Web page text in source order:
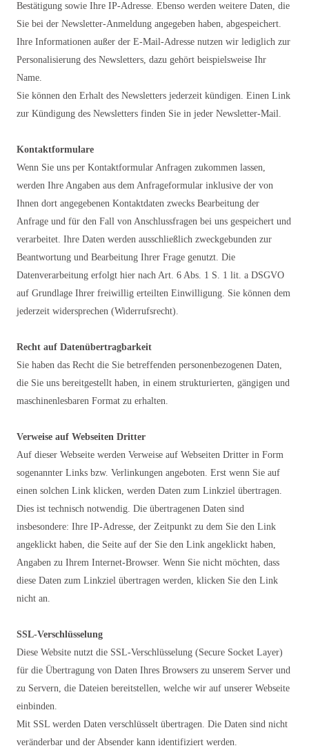
Bestätigung sowie Ihre IP-Adresse. Ebenso werden weitere Daten, die
Sie bei der Newsletter-Anmeldung angegeben haben, abgespeichert.
Ihre Informationen außer der E-Mail-Adresse nutzen wir lediglich zur
Personalisierung des Newsletters, dazu gehört beispielsweise Ihr
Name.
Sie können den Erhalt des Newsletters jederzeit kündigen. Einen Link
zur Kündigung des Newsletters finden Sie in jeder Newsletter-Mail.
Kontaktformulare
Wenn Sie uns per Kontaktformular Anfragen zukommen lassen,
werden Ihre Angaben aus dem Anfrageformular inklusive der von
Ihnen dort angegebenen Kontaktdaten zwecks Bearbeitung der
Anfrage und für den Fall von Anschlussfragen bei uns gespeichert und
verarbeitet. Ihre Daten werden ausschließlich zweckgebunden zur
Beantwortung und Bearbeitung Ihrer Frage genutzt. Die
Datenverarbeitung erfolgt hier nach Art. 6 Abs. 1 S. 1 lit. a DSGVO
auf Grundlage Ihrer freiwillig erteilten Einwilligung. Sie können dem
jederzeit widersprechen (Widerrufsrecht).
Recht auf Datenübertragbarkeit
Sie haben das Recht die Sie betreffenden personenbezogenen Daten,
die Sie uns bereitgestellt haben, in einem strukturierten, gängigen und
maschinenlesbaren Format zu erhalten.
Verweise auf Webseiten Dritter
Auf dieser Webseite werden Verweise auf Webseiten Dritter in Form
sogenannter Links bzw. Verlinkungen angeboten. Erst wenn Sie auf
einen solchen Link klicken, werden Daten zum Linkziel übertragen.
Dies ist technisch notwendig. Die übertragenen Daten sind
insbesondere: Ihre IP-Adresse, der Zeitpunkt zu dem Sie den Link
angeklickt haben, die Seite auf der Sie den Link angeklickt haben,
Angaben zu Ihrem Internet-Browser. Wenn Sie nicht möchten, dass
diese Daten zum Linkziel übertragen werden, klicken Sie den Link
nicht an.
SSL-Verschlüsselung
Diese Website nutzt die SSL-Verschlüsselung (Secure Socket Layer)
für die Übertragung von Daten Ihres Browsers zu unserem Server und
zu Servern, die Dateien bereitstellen, welche wir auf unserer Webseite
einbinden.
Mit SSL werden Daten verschlüsselt übertragen. Die Daten sind nicht
veränderbar und der Absender kann identifiziert werden.